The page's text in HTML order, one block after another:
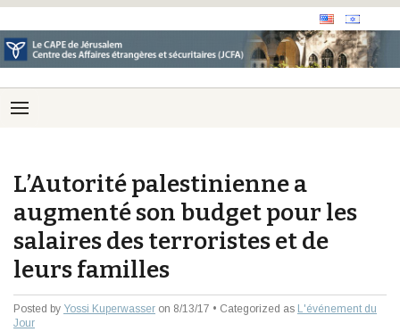
L’Autorité palestinienne a
augmenté son budget pour les
salaires des terroristes et de
leurs familles
Posted by Yossi Kuperwasser on 8/13/17 • Categorized as L'événement du
Jour